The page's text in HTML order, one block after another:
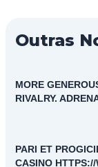
Outras
MORE
RIVALRY.
PARI ET
CASINO